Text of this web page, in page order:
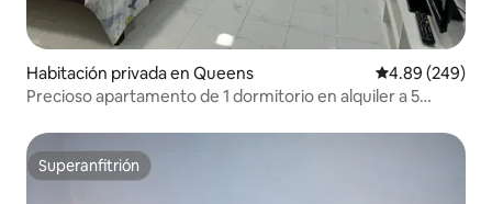
Habitación privada en Queens Calificación
4.89 (249)
Precioso apartamento de 1 dormitorio en alquiler a 5
Superanfitrión
Superanfitrión